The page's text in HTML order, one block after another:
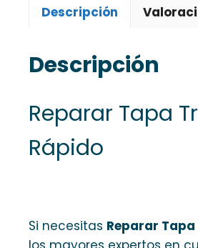
Descripción
Descripción
Reparar Tapa
Rápido
Si necesitas Reparar Tapa